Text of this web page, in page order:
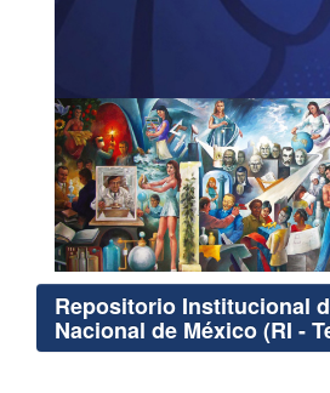
Repositorio Institucional
Nacional de México (RI -